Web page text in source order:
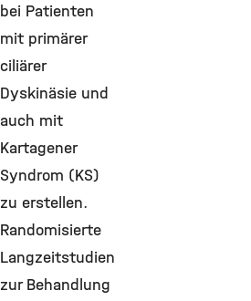
bei Patienten
mit primärer
ciliärer
Dyskinäsie und
auch mit
Kartagener
Syndrom (KS)
zu erstellen.
Randomisierte
Langzeitstudien
zur Behandlung